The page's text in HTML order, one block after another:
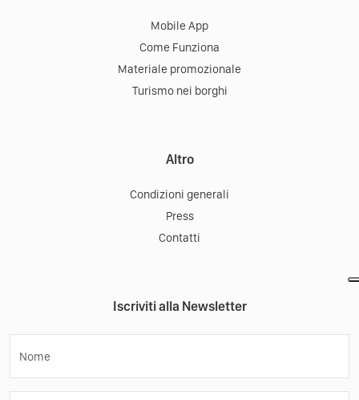
Mobile App
Come Funziona
Materiale promozionale
Turismo nei borghi
Altro
Condizioni generali
Press
Contatti
Iscriviti alla Newsletter
Nome